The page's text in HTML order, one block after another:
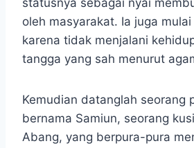
statusnya sebagai nyai
oleh masyarakat. Ia juga
karena tidak menjalani
tangga yang sah menurut
Kemudian datanglah seorang
bernama Samiun, seorang
Abang, yang berpura-pura